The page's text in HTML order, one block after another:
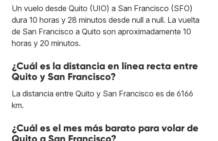
Un vuelo desde Quito (UIO) a San Francisco (SFO)
dura 10 horas y 28 minutos desde null a null. La vuelta
de San Francisco a Quito son aproximadamente 10
horas y 20 minutos.
¿Cuál es la distancia en línea recta entre
Quito y San Francisco?
La distancia entre Quito y San Francisco es de 6166
km.
¿Cuál es el mes más barato para volar de
Quito a San Francisco?